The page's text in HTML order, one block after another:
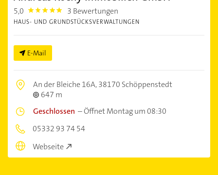
5,0 5.0 3 Bewertungen
HAUS- UND GRUNDSTÜCKSVERWALTUNGEN
E-Mail
An der Bleiche 16A,38170 Schöppenstedt
647 m
Geschlossen –Öffnet Montag um 08:30
05332 93 74 54
Webseite